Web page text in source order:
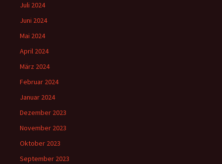
Juli 2024
Juni 2024
Mai 2024
April 2024
März 2024
Februar 2024
Januar 2024
Dezember 2023
November 2023
Oktober 2023
September 2023